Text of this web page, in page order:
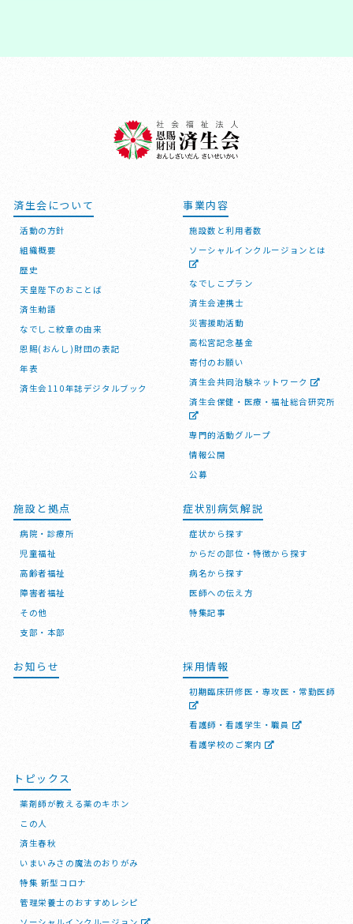
済生会について
活動の方針
組織概要
歴史
天皇陛下のおことば
済生勅語
なでしこ紋章の由来
恩賜(おんし)財団の表記
年表
済生会110年誌デジタルブック
事業内容
施設数と利用者数
ソーシャルインクルージョンとは
なでしこプラン
済生会連携士
災害援助活動
高松宮記念基金
寄付のお願い
済生会共同治験ネットワーク
済生会保健・医療・福祉総合研究所
専門的活動グループ
情報公開
公募
施設と拠点
病院・診療所
児童福祉
高齢者福祉
障害者福祉
その他
支部・本部
症状別病気解説
症状から探す
からだの部位・特徴から探す
病名から探す
医師への伝え方
特集記事
お知らせ 採用情報
初期臨床研修医・専攻医・常勤医師
看護師・看護学生・職員
看護学校のご案内
トピックス
薬剤師が教える薬のキホン
この人
済生春秋
いまいみさの魔法のおりがみ
特集 新型コロナ
管理栄養士のおすすめレシピ